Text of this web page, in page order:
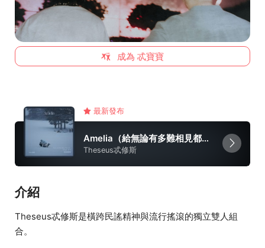
成為 忒寶寶
最新發布
Amelia（給無論有多難相見都一定要相見的你）
Theseus忒修斯
介紹
Theseus忒修斯是橫跨民謠精神與流行搖滾的獨立雙人組
合。